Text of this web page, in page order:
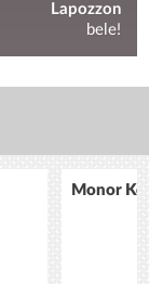
Lapozzon
bele!
Monor